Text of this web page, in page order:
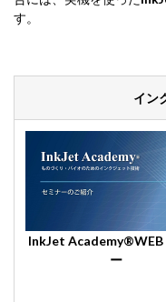
す。
イン
InkJet Academy®WEB
ー